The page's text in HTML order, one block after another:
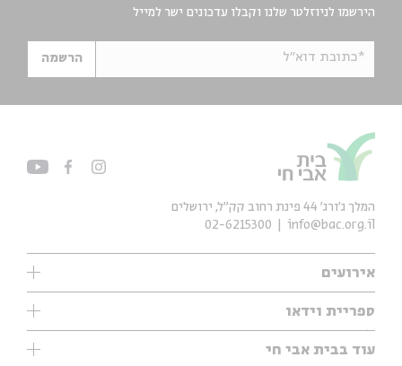
הירשמו לניוזלטר שלנו וקבלו עדכונים ישר למייל
*כתובת דוא"ל הרשמה
אירועים
עיון
אנגלית
ספריית וידאו
ילדים
מוזיקה
עוד בבית אבי חי
המלך ג'ורג' 44 פינת רחוב קק״ל, ירושלים
info@bac.org.il
02-6215300